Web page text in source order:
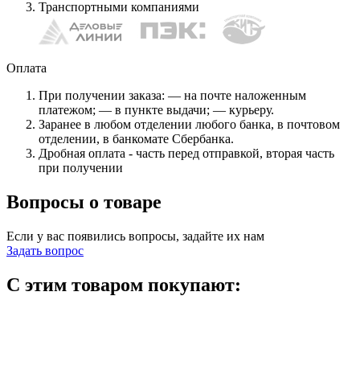
Транспортными компаниями
Оплата
При получении заказа: — на почте наложенным
платежом; — в пункте выдачи; — курьеру.
Заранее в любом отделении любого банка, в почтовом
отделении, в банкомате Сбербанка.
Дробная оплата - часть перед отправкой, вторая часть
при получении
Вопросы о товаре
Если у вас появились вопросы, задайте их нам
Задать вопрос
С этим товаром покупают: